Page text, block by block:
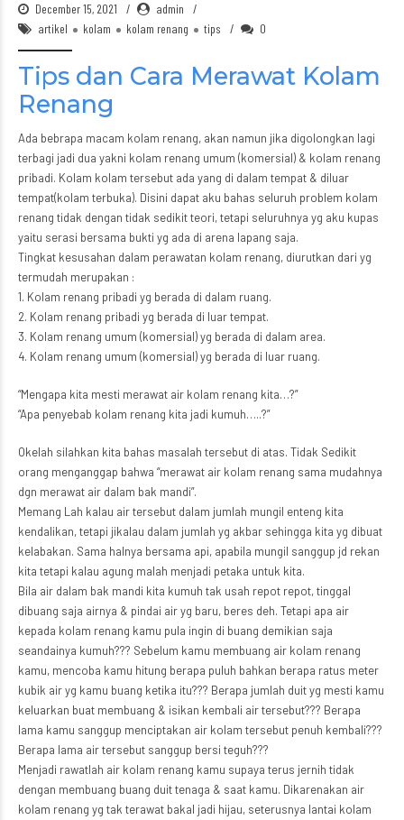
December 15, 2021
admin
artikel
kolam kolam renang tips 0
Tips dan Cara Merawat Kolam
Renang
Ada bebrapa macam kolam renang, akan namun jika digolongkan lagi
terbagi jadi dua yakni kolam renang umum (komersial) & kolam renang
pribadi. Kolam kolam tersebut ada yang di dalam tempat & diluar
tempat(kolam terbuka). Disini dapat aku bahas seluruh problem kolam
renang tidak dengan tidak sedikit teori, tetapi seluruhnya yg aku kupas
yaitu serasi bersama bukti yg ada di arena lapang saja.
Tingkat kesusahan dalam perawatan kolam renang, diurutkan dari yg
termudah merupakan :
1. Kolam renang pribadi yg berada di dalam ruang.
2. Kolam renang pribadi yg berada di luar tempat.
3. Kolam renang umum (komersial) yg berada di dalam area.
4. Kolam renang umum (komersial) yg berada di luar ruang.
“Mengapa kita mesti merawat air kolam renang kita…?”
“Apa penyebab kolam renang kita jadi kumuh…..?”
Okelah silahkan kita bahas masalah tersebut di atas. Tidak Sedikit
orang menganggap bahwa “merawat air kolam renang sama mudahnya
dgn merawat air dalam bak mandi”.
Memang Lah kalau air tersebut dalam jumlah mungil enteng kita
kendalikan, tetapi jikalau dalam jumlah yg akbar sehingga kita yg dibuat
kelabakan. Sama halnya bersama api, apabila mungil sanggup jd rekan
kita tetapi kalau agung malah menjadi petaka untuk kita.
Bila air dalam bak mandi kita kumuh tak usah repot repot, tinggal
dibuang saja airnya & pindai air yg baru, beres deh. Tetapi apa air
kepada kolam renang kamu pula ingin di buang demikian saja
seandainya kumuh??? Sebelum kamu membuang air kolam renang
kamu, mencoba kamu hitung berapa puluh bahkan berapa ratus meter
kubik air yg kamu buang ketika itu??? Berapa jumlah duit yg mesti kamu
keluarkan buat membuang & isikan kembali air tersebut??? Berapa
lama kamu sanggup menciptakan air kolam tersebut penuh kembali???
Berapa lama air tersebut sanggup bersi teguh???
Menjadi rawatlah air kolam renang kamu supaya terus jernih tidak
dengan membuang buang duit tenaga & saat kamu. Dikarenakan air
kolam renang yg tak terawat bakal jadi hijau, seterusnya lantai kolam